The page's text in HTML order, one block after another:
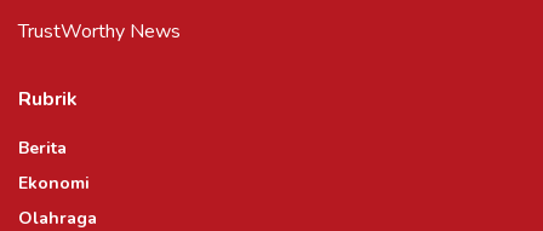
TrustWorthy News
Rubrik
Berita
Ekonomi
Olahraga